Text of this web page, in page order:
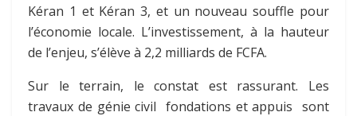
Kéran 1 et Kéran 3, et un nouveau souffle pour
l’économie locale. L’investissement, à la hauteur
de l’enjeu, s’élève à 2,2 milliards de FCFA.
Sur le terrain, le constat est rassurant. Les
travaux de génie civil fondations et appuis sont